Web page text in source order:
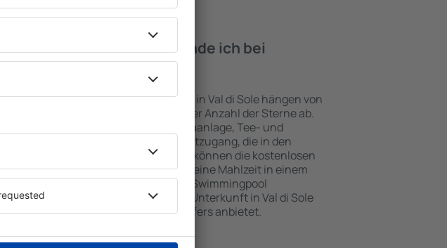
Annehmlichkeiten finde ich bei
in Val di Sole?
Annehmlichkeiten bei Unterkünften in Val di Sole hängen von
Art des ausgewählten Objekts und der Anzahl der Sterne ab.
nutzen Küchenzeile, Balkon, Klimaanlage, Tee- und
Handtücher und Internetzugang, die in den
verfügbar sind. Besucher können die kostenlosen
an der Unterkunft benutzen, eine Mahlzeit in einem
bestellen oder ein Hotel mit Swimmingpool
Sie können zusätzlich eine Unterkunft in Val di Sole
die den Gästen Flughafentransfers anbietet.